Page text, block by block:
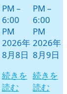
PM –
6:00
PM
2026年
8月8日
続きを
読む
PM –
6:00
PM
2026年
8月9日
続きを
読む